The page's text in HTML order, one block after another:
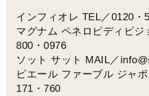
インフィオレ TEL／0120・
マグナム ペネロピディビジ
800・0976
ソット サット MAIL／
ピエール ファーブル ジャポ
171・760